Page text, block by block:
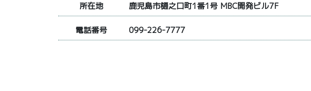
所在地 鹿児島市樋之口町1番1号 MBC開発ビル7F
電話番号 099-226-7777